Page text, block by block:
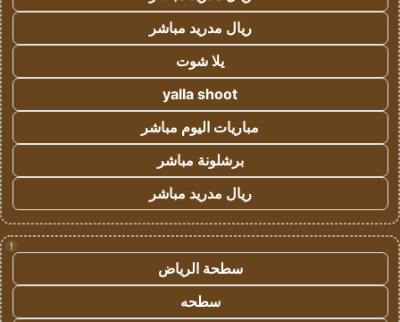
ريال مدريد مباشر
يلا شوت
yalla shoot
مباريات اليوم مباشر
برشلونة مباشر
ريال مدريد مباشر
!
سطحة الرياض
سطحه